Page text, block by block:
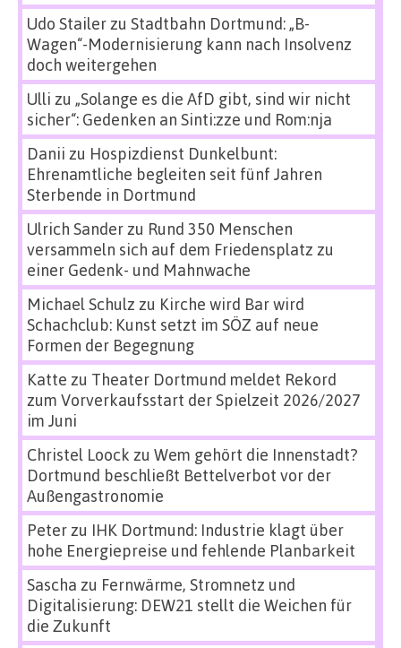
Udo Stailerzu Stadtbahn Dortmund: „B-
Wagen“-Modernisierung kann nach Insolvenz
doch weitergehen
Ulli zu „Solange es die AfD gibt, sind wir nicht
sicher“: Gedenken an Sinti:zze und Rom:nja
Danii zu Hospizdienst Dunkelbunt:
Ehrenamtliche begleiten seit fünf Jahren
Sterbende in Dortmund
Ulrich Sanderzu Rund 350 Menschen
versammeln sich auf dem Friedensplatz zu
einer Gedenk- und Mahnwache
Michael Schulz zu Kirche wird Bar wird
Schachclub: Kunst setzt im SÖZ auf neue
Formen der Begegnung
Katte zu Theater Dortmund meldet Rekord
zum Vorverkaufsstart der Spielzeit 2026/2027
im Juni
Christel Loock zu Wem gehört die Innenstadt?
Dortmund beschließt Bettelverbot vor der
Außengastronomie
Peterzu IHK Dortmund: Industrie klagt über
hohe Energiepreise und fehlende Planbarkeit
Sascha zu Fernwärme, Stromnetz und
Digitalisierung: DEW21 stellt die Weichen für
die Zukunft